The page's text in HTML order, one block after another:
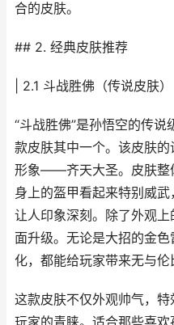
合的皮肤。
## 2. 经典皮肤推荐
| 2.1 斗战胜佛（传说皮肤）
“斗战胜佛”是孙悟空的传
款皮肤其中一个。该皮肤
形象——齐天大圣。皮肤整
身上的盔甲看起来特别威武
让人印象深刻。除了外观
面升级。无论是大招的金
化，都能给玩家带来无与伦
这款皮肤不仅外观帅气，